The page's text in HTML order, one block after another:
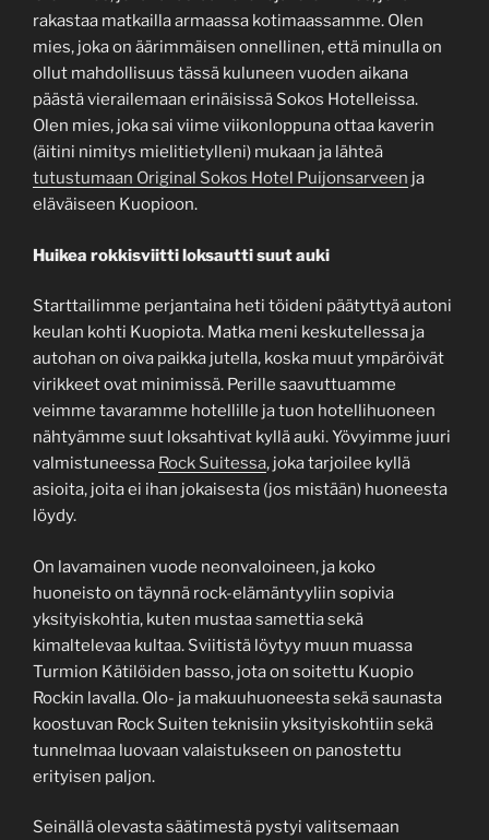
rakastaa matkailla armaassa kotimaassamme. Olen
mies, joka on äärimmäisen onnellinen, että minulla on
ollut mahdollisuus tässä kuluneen vuoden aikana
päästä vierailemaan erinäisissä Sokos Hotelleissa.
Olen mies, joka sai viime viikonloppuna ottaa kaverin
(äitini nimitys mielitietylleni) mukaan ja lähteä
tutustumaan Original Sokos Hotel Puijonsarveen ja
eläväiseen Kuopioon.
Huikea rokkisviitti loksautti suut auki
Starttailimme perjantaina heti töideni päätyttyä autoni
keulan kohti Kuopiota. Matka meni keskutellessa ja
autohan on oiva paikka jutella, koska muut ympäröivät
virikkeet ovat minimissä. Perille saavuttuamme
veimme tavaramme hotellille ja tuon hotellihuoneen
nähtyämme suut loksahtivat kyllä auki. Yövyimme juuri
valmistuneessa Rock Suitessa, joka tarjoilee kyllä
asioita, joita ei ihan jokaisesta (jos mistään) huoneesta
löydy.
On lavamainen vuode neonvaloineen, ja koko
huoneisto on täynnä rock-elämäntyyliin sopivia
yksityiskohtia, kuten mustaa samettia sekä
kimaltelevaa kultaa. Sviitistä löytyy muun muassa
Turmion Kätilöiden basso, jota on soitettu Kuopio
Rockin lavalla. Olo- ja makuuhuoneesta sekä saunasta
koostuvan Rock Suiten teknisiin yksityiskohtiin sekä
tunnelmaa luovaan valaistukseen on panostettu
erityisen paljon.
Seinällä olevasta säätimestä pystyi valitsemaan